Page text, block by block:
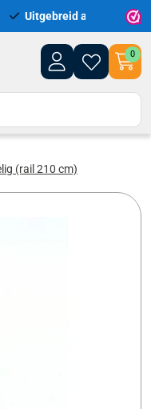
leverbaar
0
(rail 210 cm)